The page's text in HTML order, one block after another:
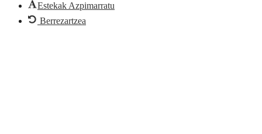
Estekak Azpimarratu
Berrezartzea